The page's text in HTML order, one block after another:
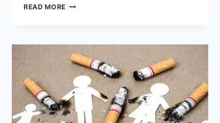
READ MORE GILA!
5.000,
TUKANG
PANDAI
BESI
INI
AKHIRNYA
BISA
NAIK